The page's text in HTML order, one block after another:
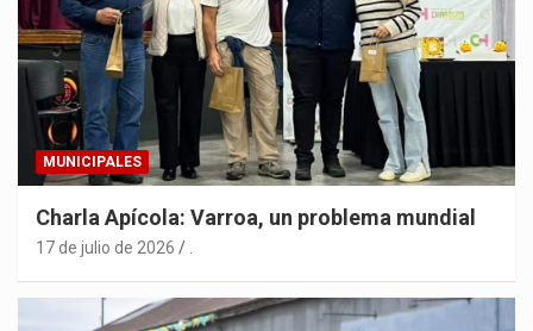
MUNICIPALES
Charla Apícola: Varroa, un problema mundial
17 de julio de 2026